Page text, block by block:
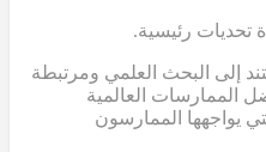
تحديات رئيسية
إلى البحث العلمي ومرتبطة
الممارسات العالمية
يواجهها الممارسون